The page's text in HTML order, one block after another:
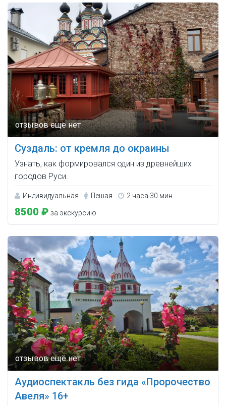
Суздаль: от кремля до окраины
Узнать, как формировался один из древнейших
городов Руси.
Индивидуальная Пешая 2 часа 30 мин.
8500 ₽ за экскурсию
Аудиоспектакль без гида «Пророчество
Авеля» 16+